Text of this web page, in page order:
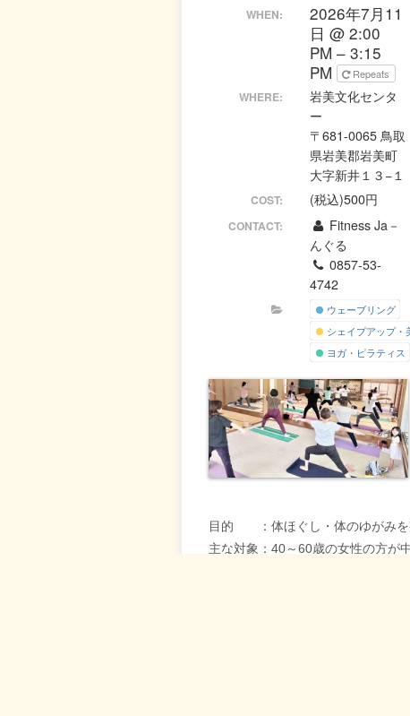
WHEN:
2026年7月11
日 @ 2:00
PM – 3:15
PM
Repeats
WHERE:
岩美文化センタ
ー
〒681-0065 鳥取
県岩美郡岩美町
大字新井１３−１
COST: (税込)500円
CONTACT:
Fitness Ja－
んぐる
0857-53-
4742
ウェーブリング
シェイプアップ・
ヨガ・ピラティス
目的 ：体ほぐし・体のゆがみを
主な対象：40～60歳の女性の方が